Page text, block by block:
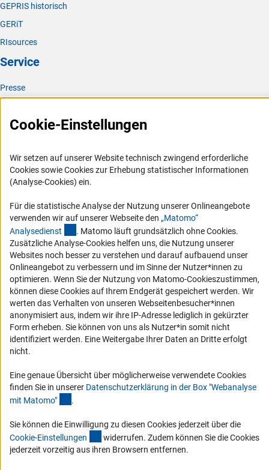
GEPRIS historisch
GERiT
RIsources
Service
Presse
Karriere
RSS-Feeds
Compliance
Barrierefreiheit
Service und Informationen für Menschen mit Behinderungen
Erklärung zur Barrierefreiheit
Barriere melden
DFG-aktuell
Erhalten Sie Neuigkeiten aus der DFG direkt in Ihr Mailpostfach oder
schauen Sie sich die Ausgaben online an.
Zum Newsletter
Impressum Datenschutz Cookie-Einstellungen
Kontakt
Service
Cookie-Einstellungen
Wir setzen auf unserer Website technisch zwingend erforderliche
Cookies sowie Cookies zur Erhebung statistischer Informationen
(Analyse-Cookies) ein.
Für die statistische Analyse der Nutzung unserer Onlineangebote
verwenden wir auf unserer Webseite den „Matomo“
Analysedienst (externer Link)
. Matomo läuft grundsätzlich ohne Cookies.
Zusätzliche Analyse-Cookies helfen uns, die Nutzung unserer
Websites noch besser zu verstehen und darauf aufbauend unser
Onlineangebot zu verbessern und im Sinne der Nutzer*innen zu
optimieren. Wenn Sie der Nutzung von Matomo-Cookieszustimmen,
können diese Cookies auf Ihrem Endgerät gespeichert werden. Wir
werten das Verhalten von unseren Webseitenbesucher*innen
anonymisiert aus, indem wir ihre IP-Adresse lediglich in gekürzter
Form erheben. Sie können von uns als Nutzer*in somit nicht
identifiziert werden. Eine Weitergabe Ihrer Daten an Dritte erfolgt
nicht.
Eine genaue Übersicht über möglicherweise verwendete Cookies
finden Sie in unserer Datenschutzerklärung in der Box "Webanalyse
mit Matomo" .
Sie können die Einwilligung zu diesen Cookies jederzeit über die
Cookie-Einstellungen (interner Link)
widerrufen. Zudem können Sie die Cookies
jederzeit vorzeitig aus ihren Browsern entfernen.